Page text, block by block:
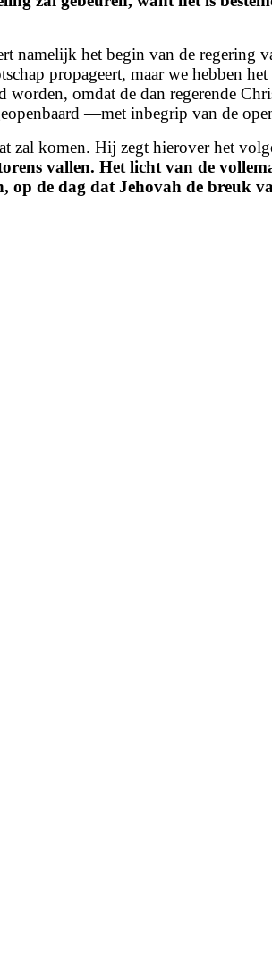
namelijk het begin van de regering
propageert, maar we hebben
omdat de dan regerende
—met inbegrip van de
zal komen. Hij zegt hierover het
vallen. Het licht van de
op de dag dat Jehovah de breuk